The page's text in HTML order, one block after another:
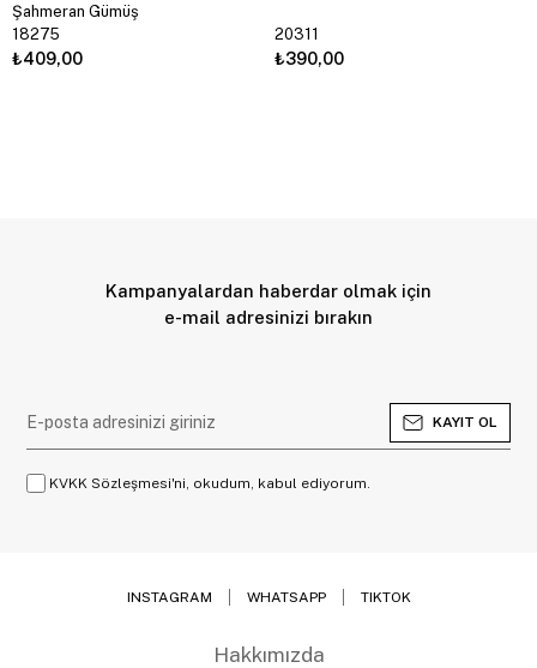
Şahmeran Gümüş
18275
₺409,00
20311
₺390,00
Kampanyalardan haberdar olmak için
e-mail adresinizi bırakın
KAYIT OL
KVKK Sözleşmesi'ni, okudum, kabul ediyorum.
INSTAGRAM WHATSAPP TIKTOK
Hakkımızda